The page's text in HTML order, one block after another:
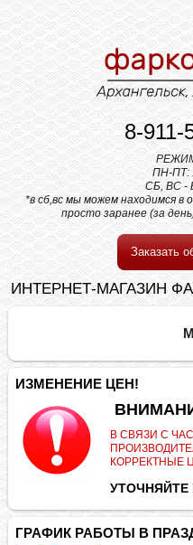
8-911-
ПН-ПТ:
СБ, ВС
*в сб,вс мы можем находимся
просто заранее (за
Заказать
ИНТЕРНЕТ-МАГАЗИН
ИЗМЕНЕНИЕ ЦЕН!
В СВЯЗИ С
КОРРЕКТНЫЕ
УТОЧНЯЙТЕ
ГРАФИК РАБОТЫ В